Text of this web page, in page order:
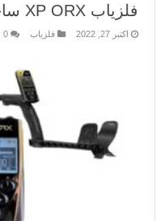
فلزیاب XP ORX ساخت فرانسه
اکتبر 27, 2022 فلزیاب 0